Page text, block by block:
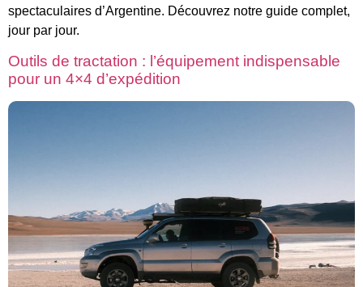
spectaculaires d’Argentine. Découvrez notre guide complet,
jour par jour.
Outils de tractation : l’équipement indispensable
pour un 4×4 d’expédition